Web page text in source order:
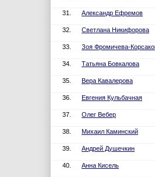
31. Александр Ефремов
32. Светлана Никифорова
33. Зоя Фромичева-
34. Татьяна Бовкалова
35. Вера Кавалерова
36. Евгения Кульбачная
37. Олег Вебер
38. Михаил Каминский
39. Андрей Душечкин
40. Анна Кисель